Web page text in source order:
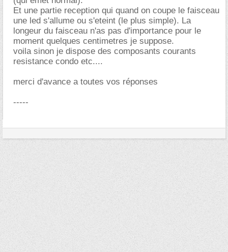
Et une partie reception qui quand on coupe le faisceau
une led s'allume ou s'eteint (le plus simple). La
longeur du faisceau n'as pas d'importance pour le
moment quelques centimetres je suppose.
voila sinon je dispose des composants courants
resistance condo etc....
merci d'avance a toutes vos réponses
-----